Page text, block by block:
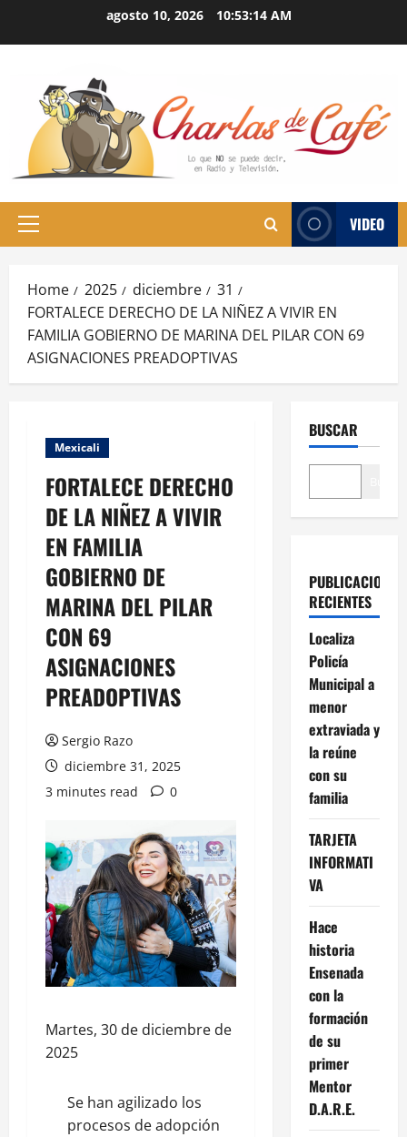
agosto 10, 2026 10:53:15 AM
Primary
VIDEO
Home 2025 diciembre
31
FORTALECE DERECHO DE LA NIÑEZ A VIVIR EN
FAMILIA GOBIERNO DE MARINA DEL PILAR CON 69
ASIGNACIONES PREADOPTIVAS
Mexicali
FORTALECE DERECHO
DE LA NIÑEZ A VIVIR
EN FAMILIA
GOBIERNO DE
MARINA DEL PILAR
CON 69
ASIGNACIONES
PREADOPTIVAS
Sergio Razo
diciembre 31, 2025
3 minutes read
0
Martes, 30 de diciembre de
2025
Se han agilizado los
procesos de adopción
BUSCAR
PUBLICACIONES
RECIENTES
Localiza
Policía
Municipal a
menor
extraviada y
la reúne
con su
familia
TARJETA
INFORMATI
VA
Hace
historia
Ensenada
con la
formación
de su
primer
Mentor
D.A.R.E.